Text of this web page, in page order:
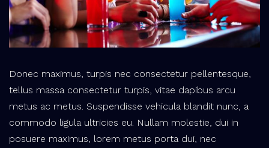
Donec maximus, turpis nec consectetur pellentesque,
tellus massa consectetur turpis, vitae dapibus arcu
metus ac metus. Suspendisse vehicula blandit nunc, a
commodo ligula ultricies eu. Nullam molestie, dui in
posuere maximus, lorem metus porta dui, nec